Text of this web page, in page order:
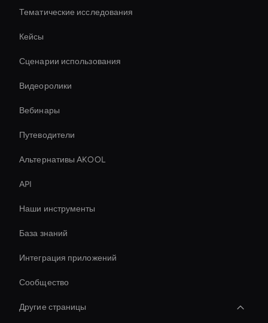
Тематические исследования
Кейсы
Сценарии использования
Видеоролики
Вебинары
Путеводители
Альтернативы AKOOL
API
Наши инструменты
База знаний
Интеграция приложений
Сообщество
Другие страницы